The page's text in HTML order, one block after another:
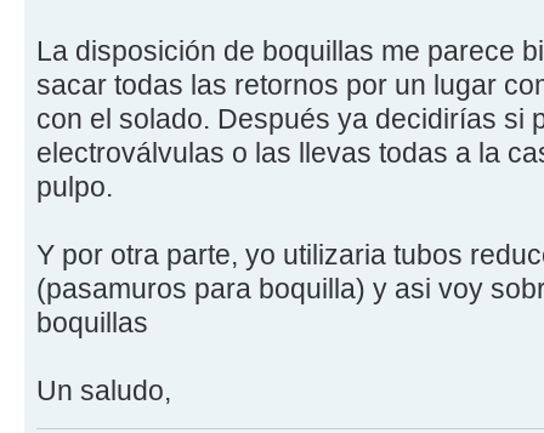
La disposición de boquillas me parece
sacar todas las retornos por un lugar
con el solado. Después ya decidirías si
electroválvulas o las llevas todas a la
pulpo.
Y por otra parte, yo utilizaria tubos
(pasamuros para boquilla) y asi voy
boquillas
Un saludo,